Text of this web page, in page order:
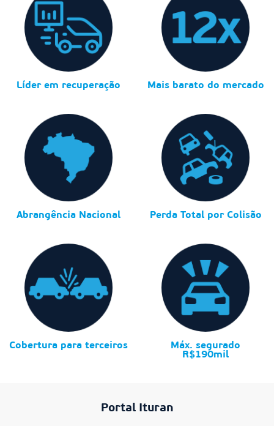
Líder em recuperação Mais barato do mercado
Abrangência Nacional Perda Total por Colisão
Cobertura para terceiros
Máx. segurado
R$190mil
Portal Ituran